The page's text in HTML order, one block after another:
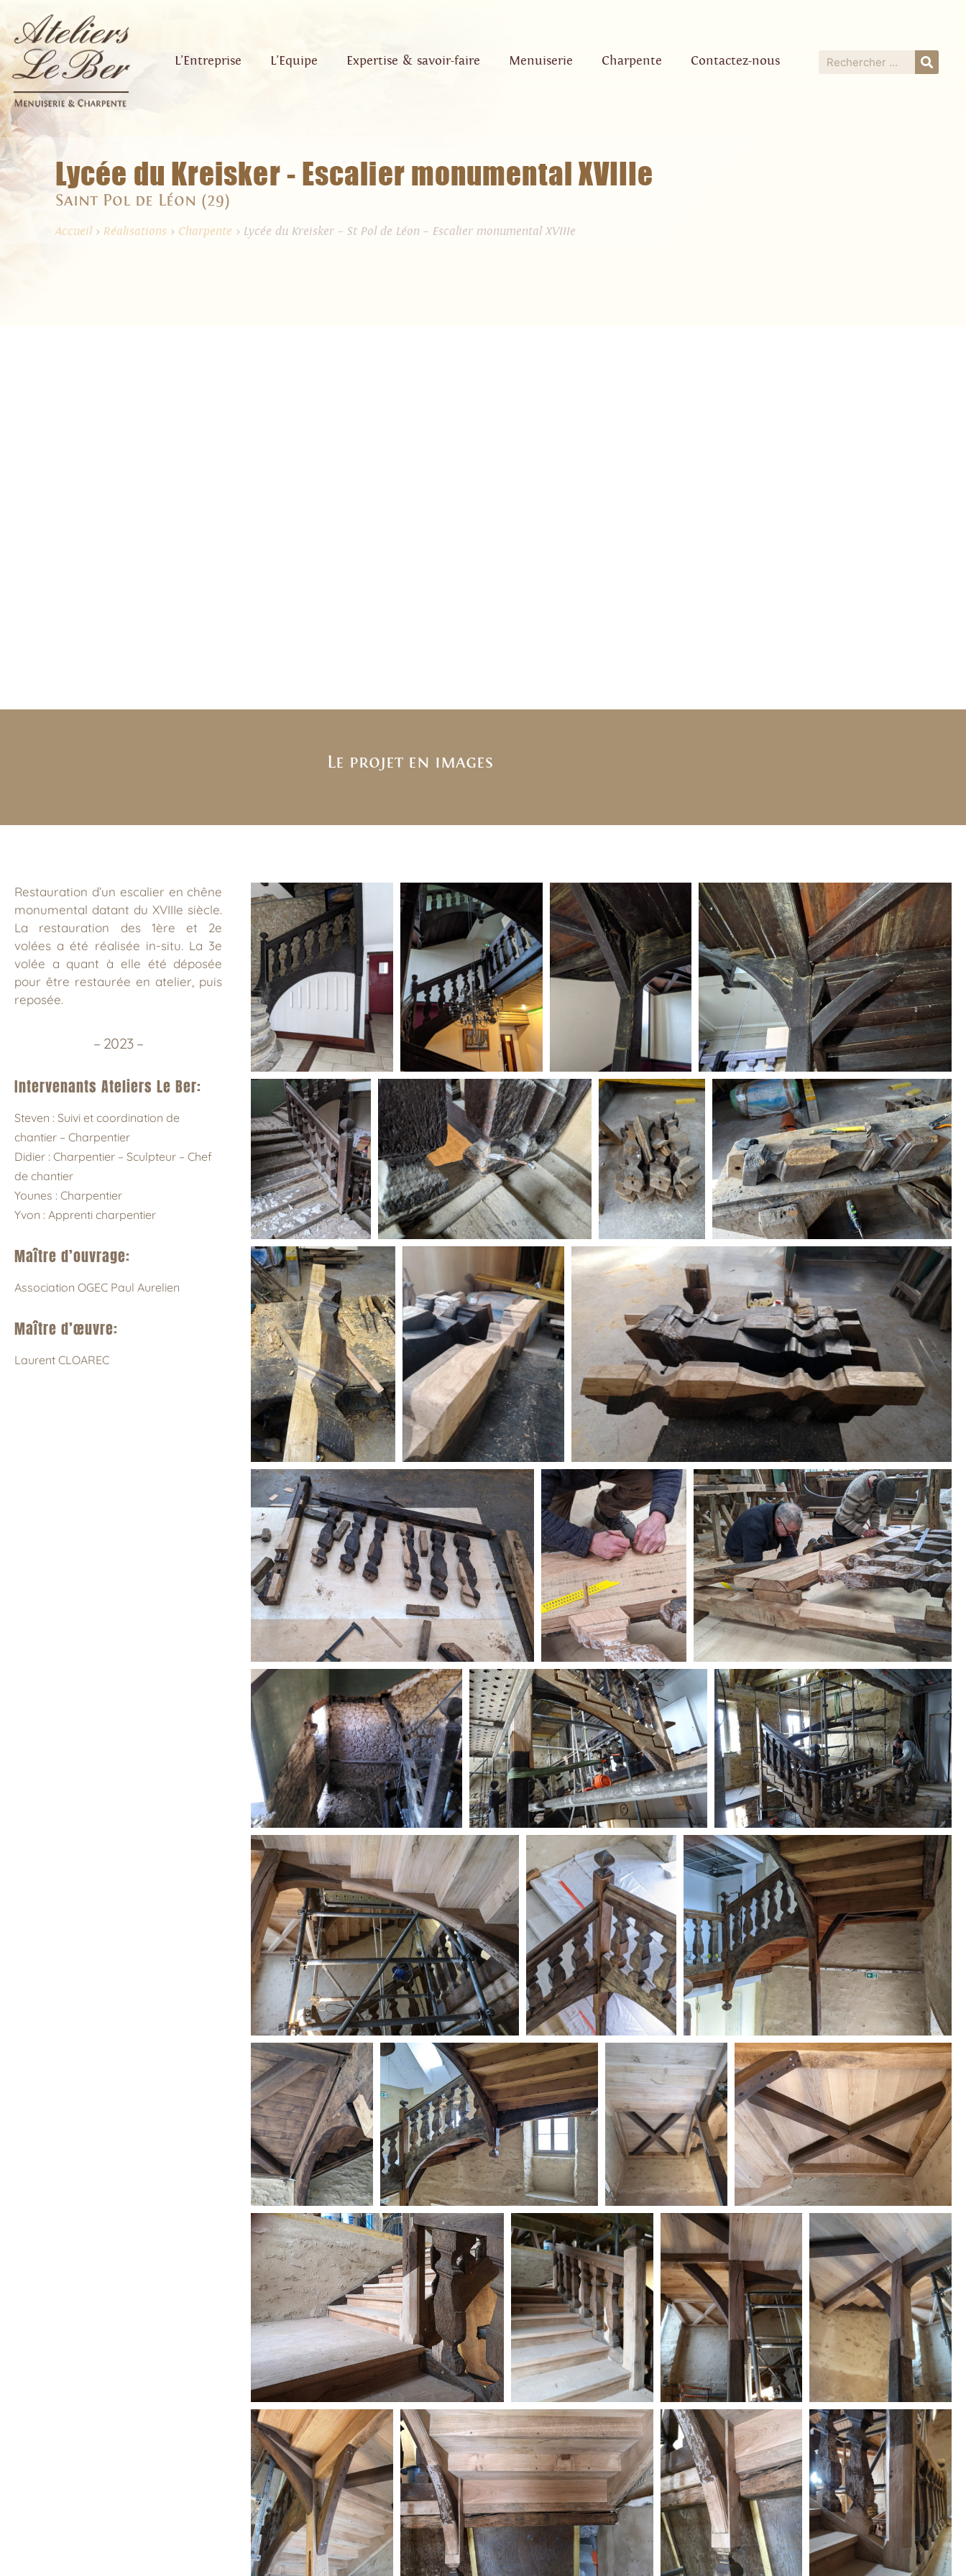
L’Entreprise L’Equipe Expertise & savoir-faire Menuiserie Charpente Contactez-nous
Lycée du Kreisker - Escalier monumental XVIIIe
Saint Pol de Léon (29)
Accueil> Réalisations > Charpente > Lycée du Kreisker – St Pol de Léon – Escalier monumental XVIIIe
Le projet en images
Restauration d’un escalier en chêne
monumental datant du XVIIIe siècle.
La restauration des 1ère et 2e
volées a été réalisée in-situ. La 3e
volée a quant à elle été déposée
pour être restaurée en atelier, puis
reposée.
– 2023 –
Intervenants Ateliers Le Ber:
Steven : Suivi et coordination de
chantier – Charpentier
Didier : Charpentier – Sculpteur – Chef
de chantier
Younes : Charpentier
Yvon : Apprenti charpentier
Maître d’ouvrage:
Association OGEC Paul Aurelien
Maître d’œuvre:
Laurent CLOAREC